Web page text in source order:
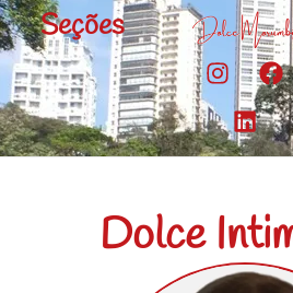
Seções
Dolce